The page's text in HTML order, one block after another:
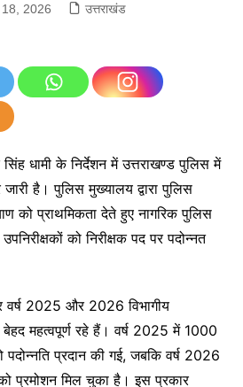
2026 उत्तराखंड
धामी के निर्देशन में उत्तराखण्ड पुलिस में
जारी है। पुलिस मुख्यालय द्वारा पुलिस
को प्राथमिकता देते हुए नागरिक पुलिस
को निरीक्षक पद पर पदोन्नत
2025 और 2026 विभागीय
बेहद महत्वपूर्ण रहे हैं। वर्ष 2025 में 1000
प्रदान की गई, जबकि वर्ष 2026
प्रमोशन मिल चुका है। इस प्रकार